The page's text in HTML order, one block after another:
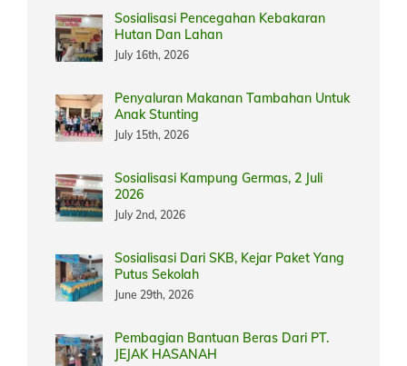
Sosialisasi Pencegahan Kebakaran
Hutan Dan Lahan
July 16th, 2026
Penyaluran Makanan Tambahan Untuk
Anak Stunting
July 15th, 2026
Sosialisasi Kampung Germas, 2 Juli
2026
July 2nd, 2026
Sosialisasi Dari SKB, Kejar Paket Yang
Putus Sekolah
June 29th, 2026
Pembagian Bantuan Beras Dari PT.
JEJAK HASANAH